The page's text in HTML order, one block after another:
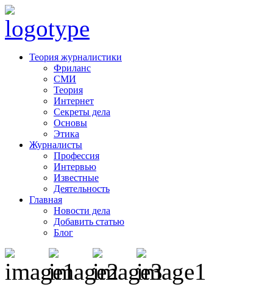
Теория журналистики
Фриланс
СМИ
Теория
Интернет
Секреты дела
Основы
Этика
Журналисты
Профессия
Интервью
Известные
Деятельность
Главная
Новости дела
Добавить статью
Блог